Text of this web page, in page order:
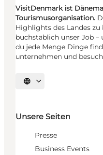
VisitDenmark ist
Tourismusorganisation.
Highlights des Landes zu
buchstäblich unser Job –
du jede Menge Dinge
unternehmen und
Sprache auswählen
Unsere Seiten
Presse
Business Events